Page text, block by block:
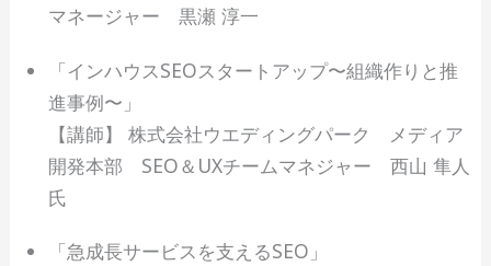
マネージャー 黒瀬 淳一
「インハウスSEOスタートアップ〜組織作りと推
進事例〜」
【講師】 株式会社ウエディングパーク メディア
開発本部 SEO＆UXチームマネジャー 西山 隼人
氏
「急成長サービスを支えるSEO」